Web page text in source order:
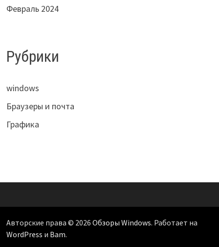
Февраль 2024
Рубрики
windows
Браузеры и почта
Графика
Авторские права © 2026 Обзоры Windows. Работает на
WordPress и Bam.